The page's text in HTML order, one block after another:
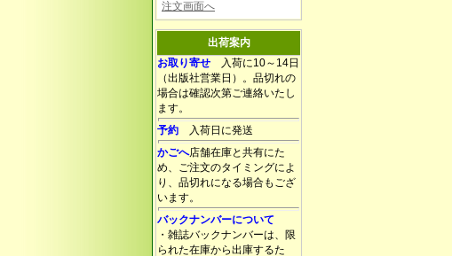
注文画面へ
出荷案内
お取り寄せ 入荷に10～14日
（出版社営業日）。品切れの
場合は確認次第ご連絡いたし
ます。
予約 入荷日に発送
かごへ店舗在庫と共有にた
め、ご注文のタイミングによ
り、品切れになる場合もござ
います。
バックナンバーについて
・雑誌バックナンバーは、限
られた在庫から出庫するた